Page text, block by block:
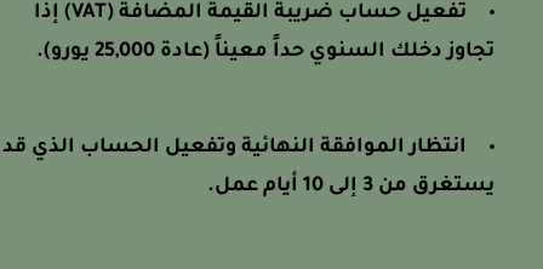
تفعيل حساب ضريبة القيمة المضافة (VAT) إذا
تجاوز دخلك السنوي حداً معيناً (عادة 25,000 يورو).
انتظار الموافقة النهائية وتفعيل الحساب الذي قد
يستغرق من 3 إلى 10 أيام عمل.